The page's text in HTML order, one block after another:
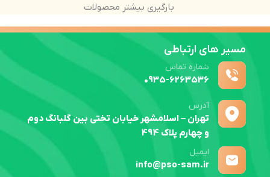
بارگیری بیشتر محصولات
مسیر های ارتباطی
شماره تماس
0935-6263536
آدرس
تهران – اسلامشهر خیابان تختی بین گلبانگ دوم
و چهارم پلاک 494
ایمیل
info@pso-sam.ir